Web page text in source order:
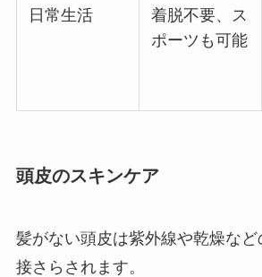
日常生活
着脱不要、ス
ポーツも可能
頭皮のスキンケア
髪がない頭皮は紫外線や乾燥な
接さらされます。